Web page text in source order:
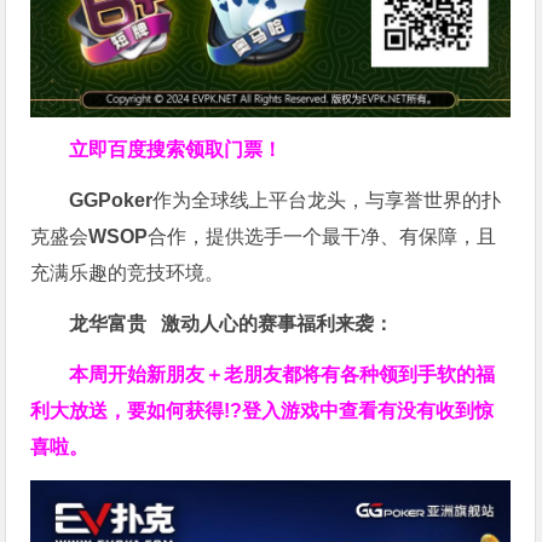
立即百度搜索领取门票！
GGPoker作为全球线上平台龙头，与享誉世界的扑
克盛会WSOP合作，提供选手一个最干净、有保障，且
充满乐趣的竞技环境。
龙华富贵 激动人心的赛事福利来袭：
本周开始新朋友＋老朋友都将有各种领到手软的福
利大放送，要如何获得!?登入游戏中查看有没有收到惊
喜啦。